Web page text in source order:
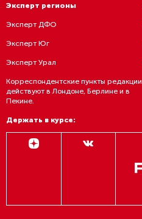
Эксперт регионы
Эксперт ДФО
Эксперт Юг
Эксперт Урал
Корреспондентские пункты редакции
действуют в Лондоне, Берлине и в
Пекине.
Держать в курсе: